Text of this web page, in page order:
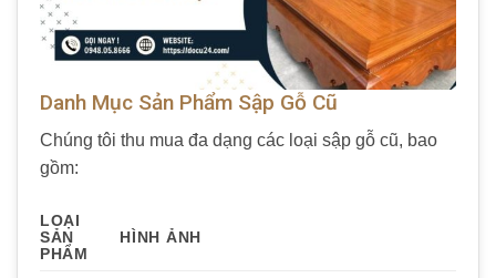
Danh Mục Sản Phẩm Sập Gỗ Cũ
Chúng tôi thu mua đa dạng các loại sập gỗ cũ, bao
gồm:
LOẠI
SẢN
PHẨM
HÌNH ẢNH